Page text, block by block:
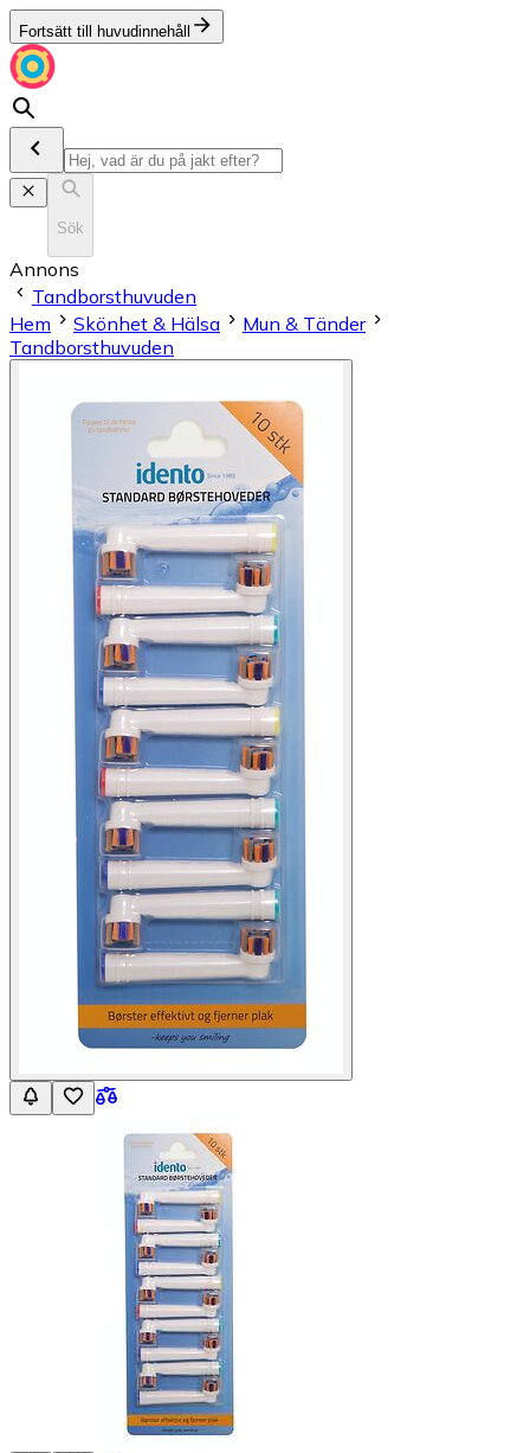
Fortsätt till huvudinnehåll
Sök
Annons
Tandborsthuvuden
Hem
Skönhet & Hälsa
Mun & Tänder
Tandborsthuvuden